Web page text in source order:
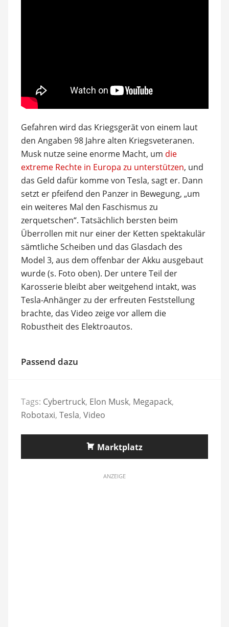
Gefahren wird das Kriegsgerät von einem laut
den Angaben 98 Jahre alten Kriegsveteranen.
Musk nutze seine enorme Macht, um die
extreme Rechte in Europa zu unterstützen, und
das Geld dafür komme von Tesla, sagt er. Dann
setzt er pfeifend den Panzer in Bewegung, „um
ein weiteres Mal den Faschismus zu
zerquetschen“. Tatsächlich bersten beim
Überrollen mit nur einer der Ketten spektakulär
sämtliche Scheiben und das Glasdach des
Model 3, aus dem offenbar der Akku ausgebaut
wurde (s. Foto oben). Der untere Teil der
Karosserie bleibt aber weitgehend intakt, was
Tesla-Anhänger zu der erfreuten Feststellung
brachte, das Video zeige vor allem die
Robustheit des Elektroautos.
Passend dazu
Tags: Cybertruck, Elon Musk, Megapack,
Robotaxi, Tesla, Video
Marktplatz
ANZEIGE